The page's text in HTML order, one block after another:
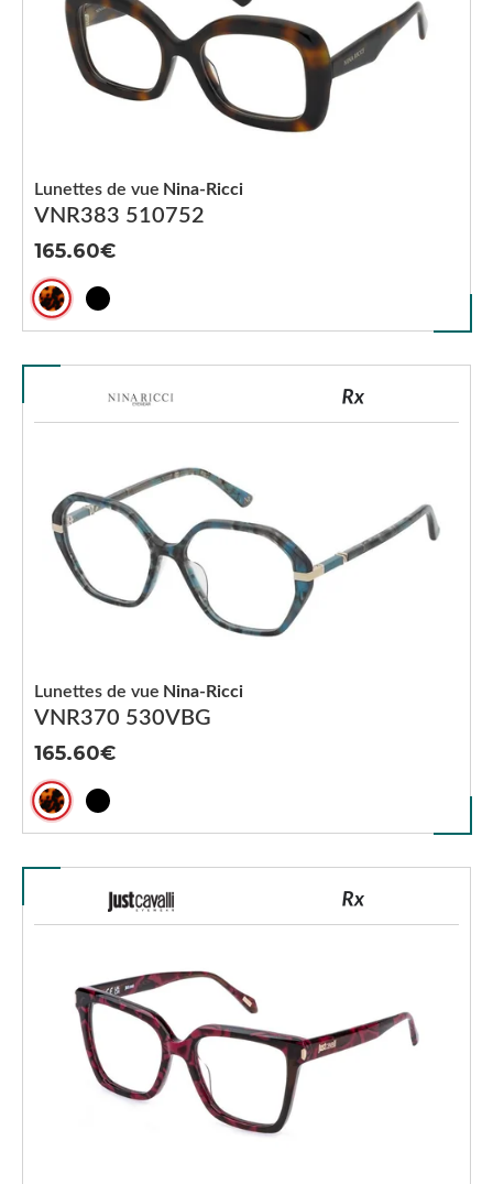
VNR383 510752
Lunettes de vue Nina-Ricci
165.60
VNR370 530VBG
Lunettes de vue Nina-Ricci
165.60